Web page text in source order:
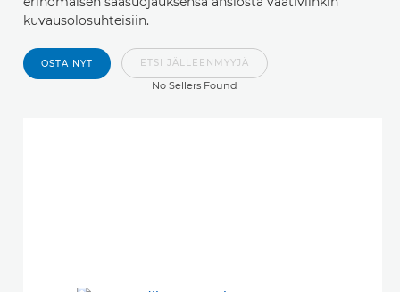
kuvausolosuhteisiin.
OSTA NYT ETSI JÄLLEENMYYJÄ
No Sellers Found